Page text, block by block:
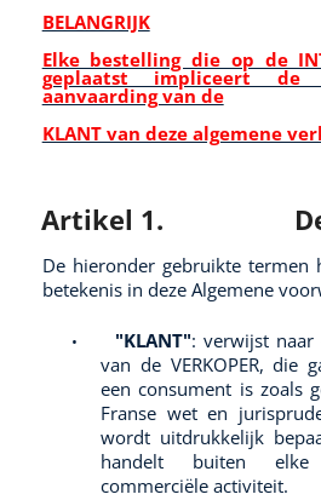
BELANGRIJK
Elke bestelling die op de
geplaatst impliceert de
aanvaarding van de
KLANT van deze algemene
Artikel 1.
De hieronder gebruikte termen
betekenis in deze Algemene
• "KLANT": verwijst naar
van de VERKOPER, die
een consument is zoals
Franse wet en
wordt uitdrukkelijk
handelt buiten
commerciële activiteit.